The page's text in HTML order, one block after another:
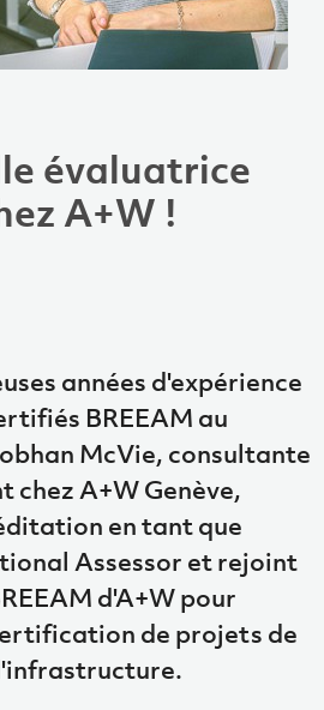
évaluatrice
A+W !
années d'expérience
BREEAM au
McVie, consultante
chez A+W Genève,
en tant que
Assessor et rejoint
d'A+W pour
de projets de